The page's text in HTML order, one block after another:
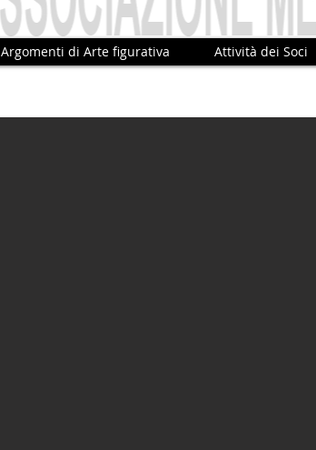
Argomenti di Arte figurativa Attività dei Soci